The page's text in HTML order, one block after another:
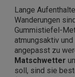
Lange
Wanderungen
Gummistiefel-
atmungsaktiv
angepasst zu
Matschwetter
soll, sind sie